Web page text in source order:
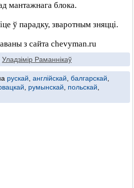
мантажнага блока.
ў парадку, зваротным зняцці.
з сайта chevyman.ru
Уладзімір Раманнікаў
рускай англійскай балгарскай
румынскай польскай